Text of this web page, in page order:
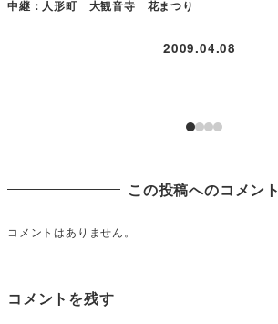
中継：人形町 大観音寺 花まつり
2009.04.08
この投稿へのコメント
コメントはありません。
コメントを残す